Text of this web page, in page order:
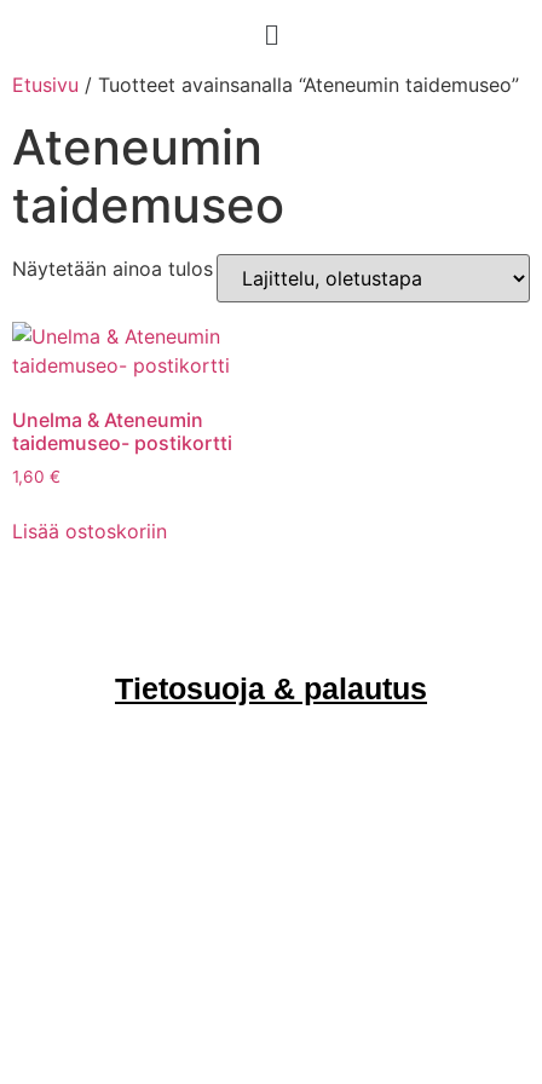
Etusivu / Tuotteet avainsanalla “Ateneumin taidemuseo”
Ateneumin
taidemuseo
Näytetään ainoa tulos
Unelma & Ateneumin
taidemuseo- postikortti
1,60 €
Lisää ostoskoriin
Tietosuoja & palautus